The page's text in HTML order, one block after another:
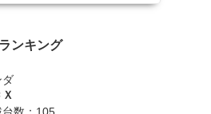
ンキング
ダ
Ｘ